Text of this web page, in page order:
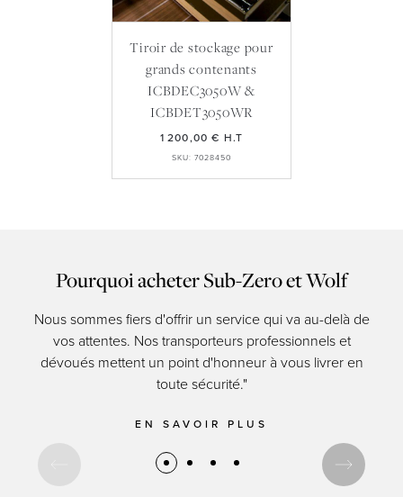
Tiroir de stockage pour
grands contenants
ICBDEC3050W &
ICBDET3050WR
1 200,00 € H.T
SKU: 7028450
Pourquoi acheter Sub-Zero et Wolf
Nous sommes fiers d'offrir un service qui va au-delà de
vos attentes. Nos transporteurs professionnels et
dévoués mettent un point d'honneur à vous livrer en
toute sécurité."
EN SAVOIR PLUS